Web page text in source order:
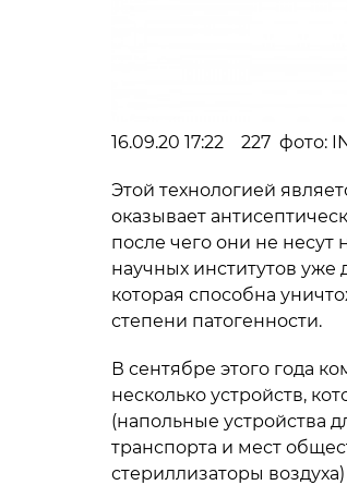
16.09.20 17:22 227 фото:
Этой технологией
оказывает
после чего они не
научных институтов уже
которая способна
степени патогенности.
В сентябре этого года
несколько устройств,
(напольные устройства
транспорта и мест
стериллизаторы